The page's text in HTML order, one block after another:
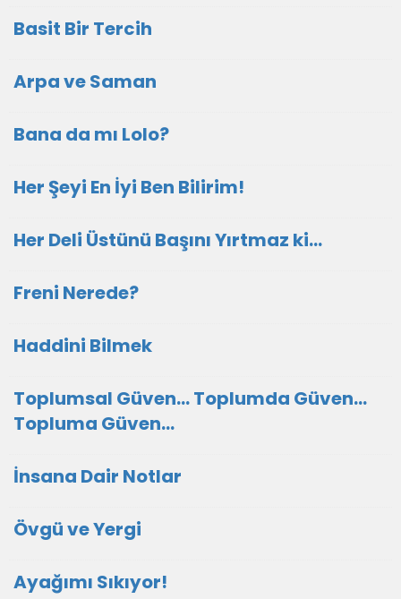
Basit Bir Tercih
Arpa ve Saman
Bana da mı Lolo?
Her Şeyi En İyi Ben Bilirim!
Her Deli Üstünü Başını Yırtmaz ki…
Freni Nerede?
Haddini Bilmek
Toplumsal Güven… Toplumda Güven…
Topluma Güven…
İnsana Dair Notlar
Övgü ve Yergi
Ayağımı Sıkıyor!